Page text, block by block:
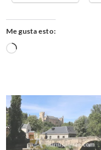
Me gusta esto:
Cargando...